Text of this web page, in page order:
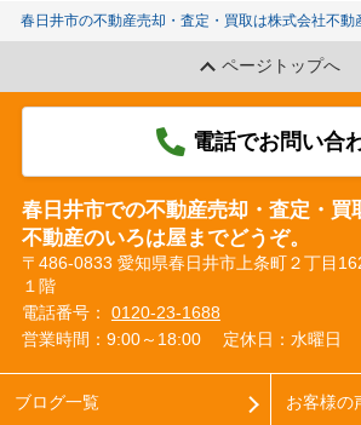
春日井市の不動産売却・査定・買取は株式会社不動
ページトップへ
電話でお問い合
春日井市での不動産売却・査定・買
不動産のいろは屋までどうぞ。
〒486-0833 愛知県春日井市上条町２丁目
１階
電話番号： 0120-23-1688
営業時間：9:00～18:00
定休日：水曜日
ブログ一覧 お客様の